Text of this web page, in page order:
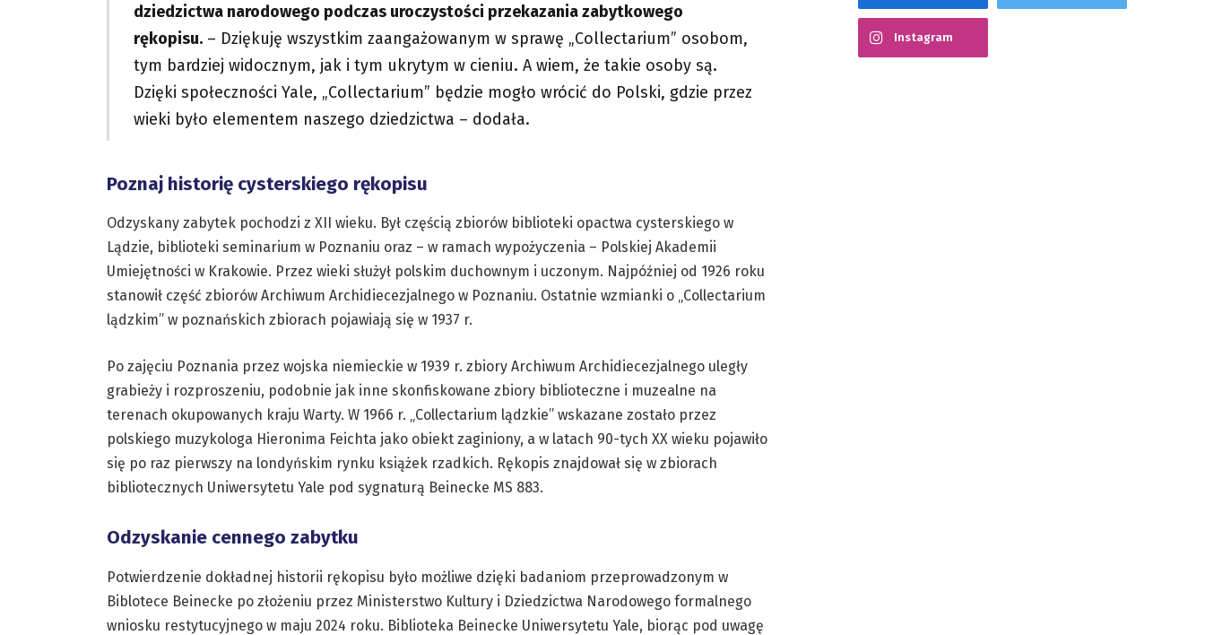
dziedzictwa narodowego podczas uroczystości przekazania zabytkowego
rękopisu.– Dziękuję wszystkim zaangażowanym w sprawę „Collectarium” osobom,
tym bardziej widocznym, jak i tym ukrytym w cieniu. A wiem, że takie osoby są.
Dzięki społeczności Yale, „Collectarium” będzie mogło wrócić do Polski, gdzie przez
wieki było elementem naszego dziedzictwa – dodała.
Poznaj historię cysterskiego rękopisu
Odzyskany zabytek pochodzi z XII wieku. Był częścią zbiorów biblioteki opactwa cysterskiego w
Lądzie, biblioteki seminarium w Poznaniu oraz – w ramach wypożyczenia – Polskiej Akademii
Umiejętności w Krakowie. Przez wieki służył polskim duchownym i uczonym. Najpóźniej od 1926 roku
stanowił część zbiorów Archiwum Archidiecezjalnego w Poznaniu. Ostatnie wzmianki o „Collectarium
lądzkim” w poznańskich zbiorach pojawiają się w 1937 r.
Po zajęciu Poznania przez wojska niemieckie w 1939 r. zbiory Archiwum Archidiecezjalnego uległy
grabieży i rozproszeniu, podobnie jak inne skonfiskowane zbiory biblioteczne i muzealne na
terenach okupowanych kraju Warty. W 1966 r. „Collectarium lądzkie” wskazane zostało przez
polskiego muzykologa Hieronima Feichta jako obiekt zaginiony, a w latach 90-tych XX wieku pojawiło
się po raz pierwszy na londyńskim rynku książek rzadkich. Rękopis znajdował się w zbiorach
bibliotecznych Uniwersytetu Yale pod sygnaturą Beinecke MS 883.
Odzyskanie cennego zabytku
Potwierdzenie dokładnej historii rękopisu było możliwe dzięki badaniom przeprowadzonym w
Biblotece Beinecke po złożeniu przez Ministerstwo Kultury i Dziedzictwa Narodowego formalnego
wniosku restytucyjnego w maju 2024 roku. Biblioteka Beinecke Uniwersytetu Yale, biorąc pod uwagę
Instagram